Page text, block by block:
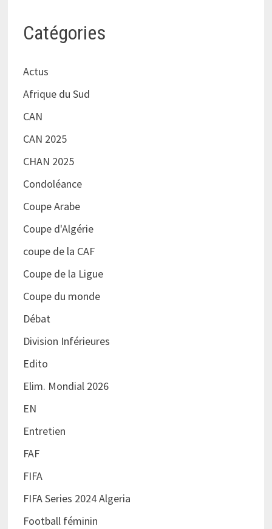
Catégories
Actus
Afrique du Sud
CAN
CAN 2025
CHAN 2025
Condoléance
Coupe Arabe
Coupe d'Algérie
coupe de la CAF
Coupe de la Ligue
Coupe du monde
Débat
Division Inférieures
Edito
Elim. Mondial 2026
EN
Entretien
FAF
FIFA
FIFA Series 2024 Algeria
Football féminin